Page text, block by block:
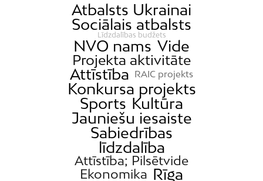
Atbalsts Ukrainai
Sociālais atbalsts
Līdzdalības budžets
NVO nams Vide
Projekta aktivitāte
Attīstība RAIC projekts
Konkursa projekts
Sports Kultūra
Jauniešu iesaiste
Sabiedrības
līdzdalība
Attīstība; Pilsētvide
Ekonomika Rīga